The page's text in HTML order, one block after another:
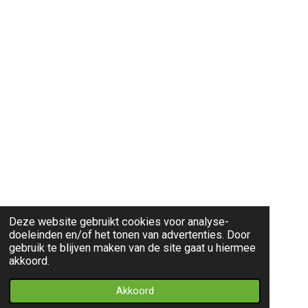
Deze website gebruikt cookies voor analyse-
doeleinden en/of het tonen van advertenties. Door
gebruik te blijven maken van de site gaat u hiermee
akkoord.
Akkoord